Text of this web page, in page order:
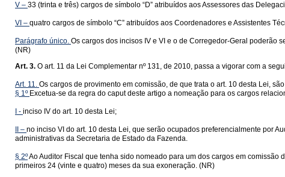
V – 33 (trinta e três) cargos de símbolo “D” atribuídos aos Assessores das
VI – quatro cargos de símbolo “C” atribuídos aos Coordenadores e Assistentes
Parágrafo único. Os cargos dos incisos IV e VI e o de Corregedor-Geral poderão
(NR)
Art. 3. O art. 11 da Lei Complementar nº 131, de 2010, passa a vigorar com a
Art. 11. Os cargos de provimento em comissão, de que trata o art. 10 desta Lei,
§ 1º Excetua-se da regra do caput deste artigo a nomeação para os cargos
I - inciso IV do art. 10 desta Lei;
II – no inciso VI do art. 10 desta Lei, que serão ocupados preferencialmente por
administrativas da Secretaria de Estado da Fazenda.
§ 2ºAo Auditor Fiscal que tenha sido nomeado para um dos cargos em comissão
primeiros 24 (vinte e quatro) meses da sua exoneração. (NR)